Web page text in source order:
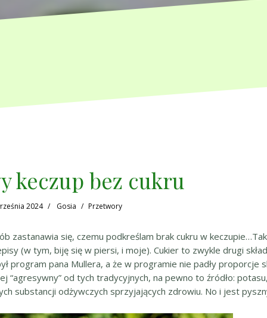
keczup bez cukru
2024 Gosia Przetwory
zastanawia się, czemu podkreślam brak cukru w
(w tym, biję się w piersi, i moje). Cukier to zwykle drugi
pana Mullera, a że w programie nie padły proporcje
od tych tradycyjnych, na pewno to źródło:
substancji odżywczych sprzyjających zdrowiu. No i jest